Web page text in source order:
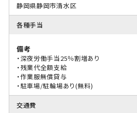
静岡県静岡市清水区
各種手当
備考
・深夜労働手当25％割増あり
・残業代全額支給
・作業服無償貸与
・駐車場/駐輪場あり(無料)
交通費